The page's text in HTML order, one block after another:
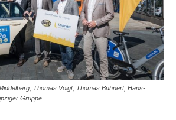
Thomas Voigt, Thomas Bühnert, Hans-
Gruppe